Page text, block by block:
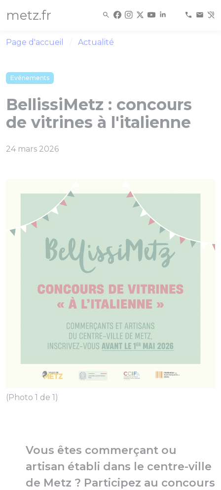
metz.fr
Page d'accueil Actualité
Evénements
BellissiMetz : concours
de vitrines à l'italienne
24 mars 2026
(Photo 1 de 1)
Vous êtes commerçant ou
artisan établi dans le centre-ville
de Metz ? Participez au concours